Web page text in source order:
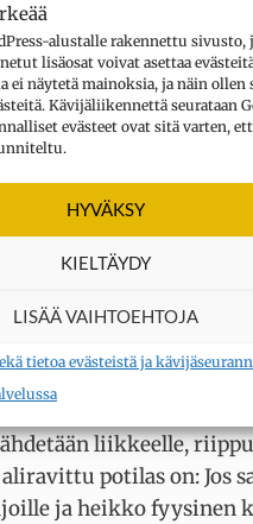
alustalle rakennettu sivusto,
lisäosat voivat asettaa
ei näytetä mainoksia, ja näin ollen
Kävijäliikennettä seurataan
evästeet ovat sitä varten,
HYVÄKSY
KIELTÄYDY
LISÄÄ VAIHTOEHTOJA
tietoa evästeistä ja
ja autismikirjon
ihmisten
myös muut
kuin väestössä
altistumista on pohdittu
kulttuurien välisten
aseman näkökulmista.
liikkeelle,
potilas on: Jos
ja heikko fyysinen